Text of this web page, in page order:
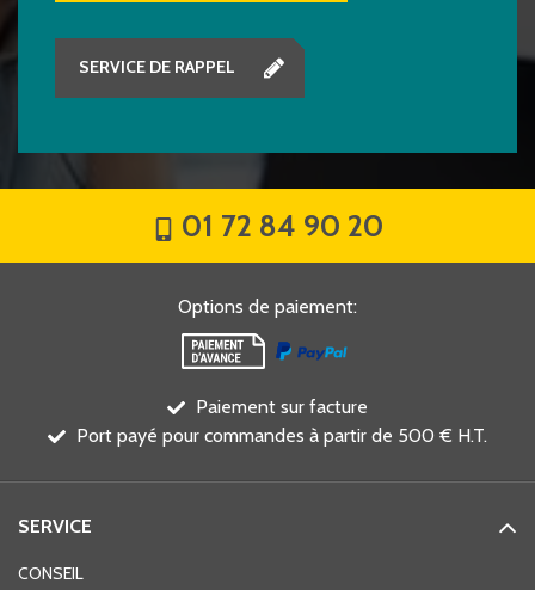
SERVICE DE RAPPEL
01 72 84 90 20
Options de paiement:
Paiement sur facture
Port payé pour commandes à partir de 500 € H.T.
SERVICE
CONSEIL